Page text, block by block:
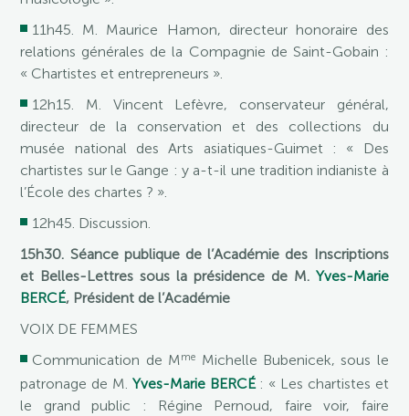
11h45. M. Maurice Hamon, directeur honoraire des
relations générales de la Compagnie de Saint-Gobain :
« Chartistes et entrepreneurs ».
12h15. M. Vincent Lefèvre, conservateur général,
directeur de la conservation et des collections du
musée national des Arts asiatiques-Guimet : « Des
chartistes sur le Gange : y a-t-il une tradition indianiste à
l’École des chartes ? ».
12h45. Discussion.
15h30. Séance publique de l’Académie des Inscriptions
et Belles-Lettres sous la présidence de M. Yves-Marie
BERCÉ, Président de l’Académie
VOIX DE FEMMES
Communication de Mme
Michelle Bubenicek, sous le
patronage de M. Yves-Marie BERCÉ: « Les chartistes et
le grand public : Régine Pernoud, faire voir, faire